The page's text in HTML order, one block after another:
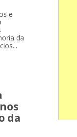
e
da
da